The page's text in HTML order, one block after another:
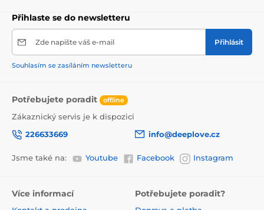
Přihlaste se do newsletteru
Zde napište váš e-mail Přihlásit
Souhlasím se zasíláním newsletteru
Potřebujete poradit offline
Zákaznický servis je k dispozici
226633669
info@deeplove.cz
Jsme také na: Youtube Facebook Instagram
Více informací Potřebujete poradit?